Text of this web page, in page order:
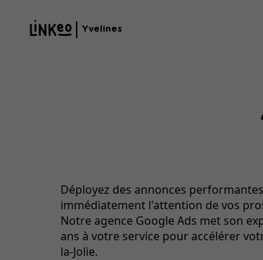
Yvelines
Déployez des annonces
immédiatement l'attention de vos
Notre agence Google Ads met son
ans à votre service pour accélérer
la-Jolie.